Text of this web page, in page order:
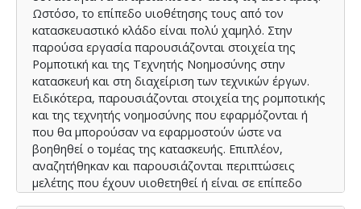
Ωστόσο, το επίπεδο υιοθέτησης τους από τον
κατασκευαστικό κλάδο είναι πολύ χαμηλό. Στην
παρούσα εργασία παρουσιάζονται στοιχεία της
Ρομποτική και της Τεχνητής Νοημοσύνης στην
κατασκευή και στη διαχείριση των τεχνικών έργων.
Ειδικότερα, παρουσιάζονται στοιχεία της ρομποτικής
και της τεχνητής νοημοσύνης που εφαρμόζονται ή
που θα μπορούσαν να εφαρμοστούν ώστε να
βοηθηθεί ο τομέας της κατασκευής. Επιπλέον,
αναζητήθηκαν και παρουσιάζονται περιπτώσεις
μελέτης που έχουν υιοθετηθεί ή είναι σε επίπεδο